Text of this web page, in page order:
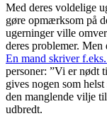
Med deres voldelige
gøre opmærksom på
ugerninger ville
deres problemer.
En mand skriver
personer: ”Vi er nødt
gives nogen som
den manglende vilje
udbredt.